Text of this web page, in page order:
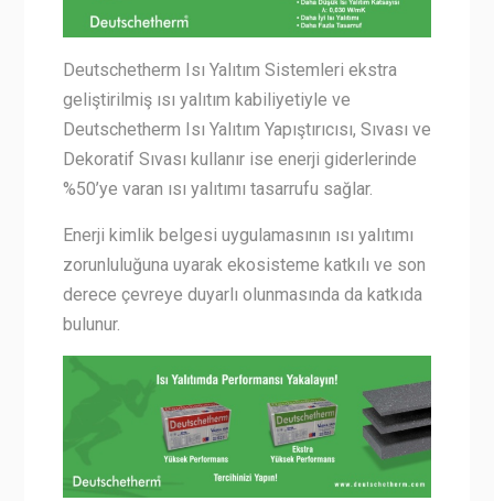
Deutschetherm Isı Yalıtım Sistemleri ekstra
geliştirilmiş ısı yalıtım kabiliyetiyle ve
Deutschetherm Isı Yalıtım Yapıştırıcısı, Sıvası ve
Dekoratif Sıvası kullanır ise enerji giderlerinde
%50’ye varan ısı yalıtımı tasarrufu sağlar.
Enerji kimlik belgesi uygulamasının ısı yalıtımı
zorunluluğuna uyarak ekosisteme katkılı ve son
derece çevreye duyarlı olunmasında da katkıda
bulunur.